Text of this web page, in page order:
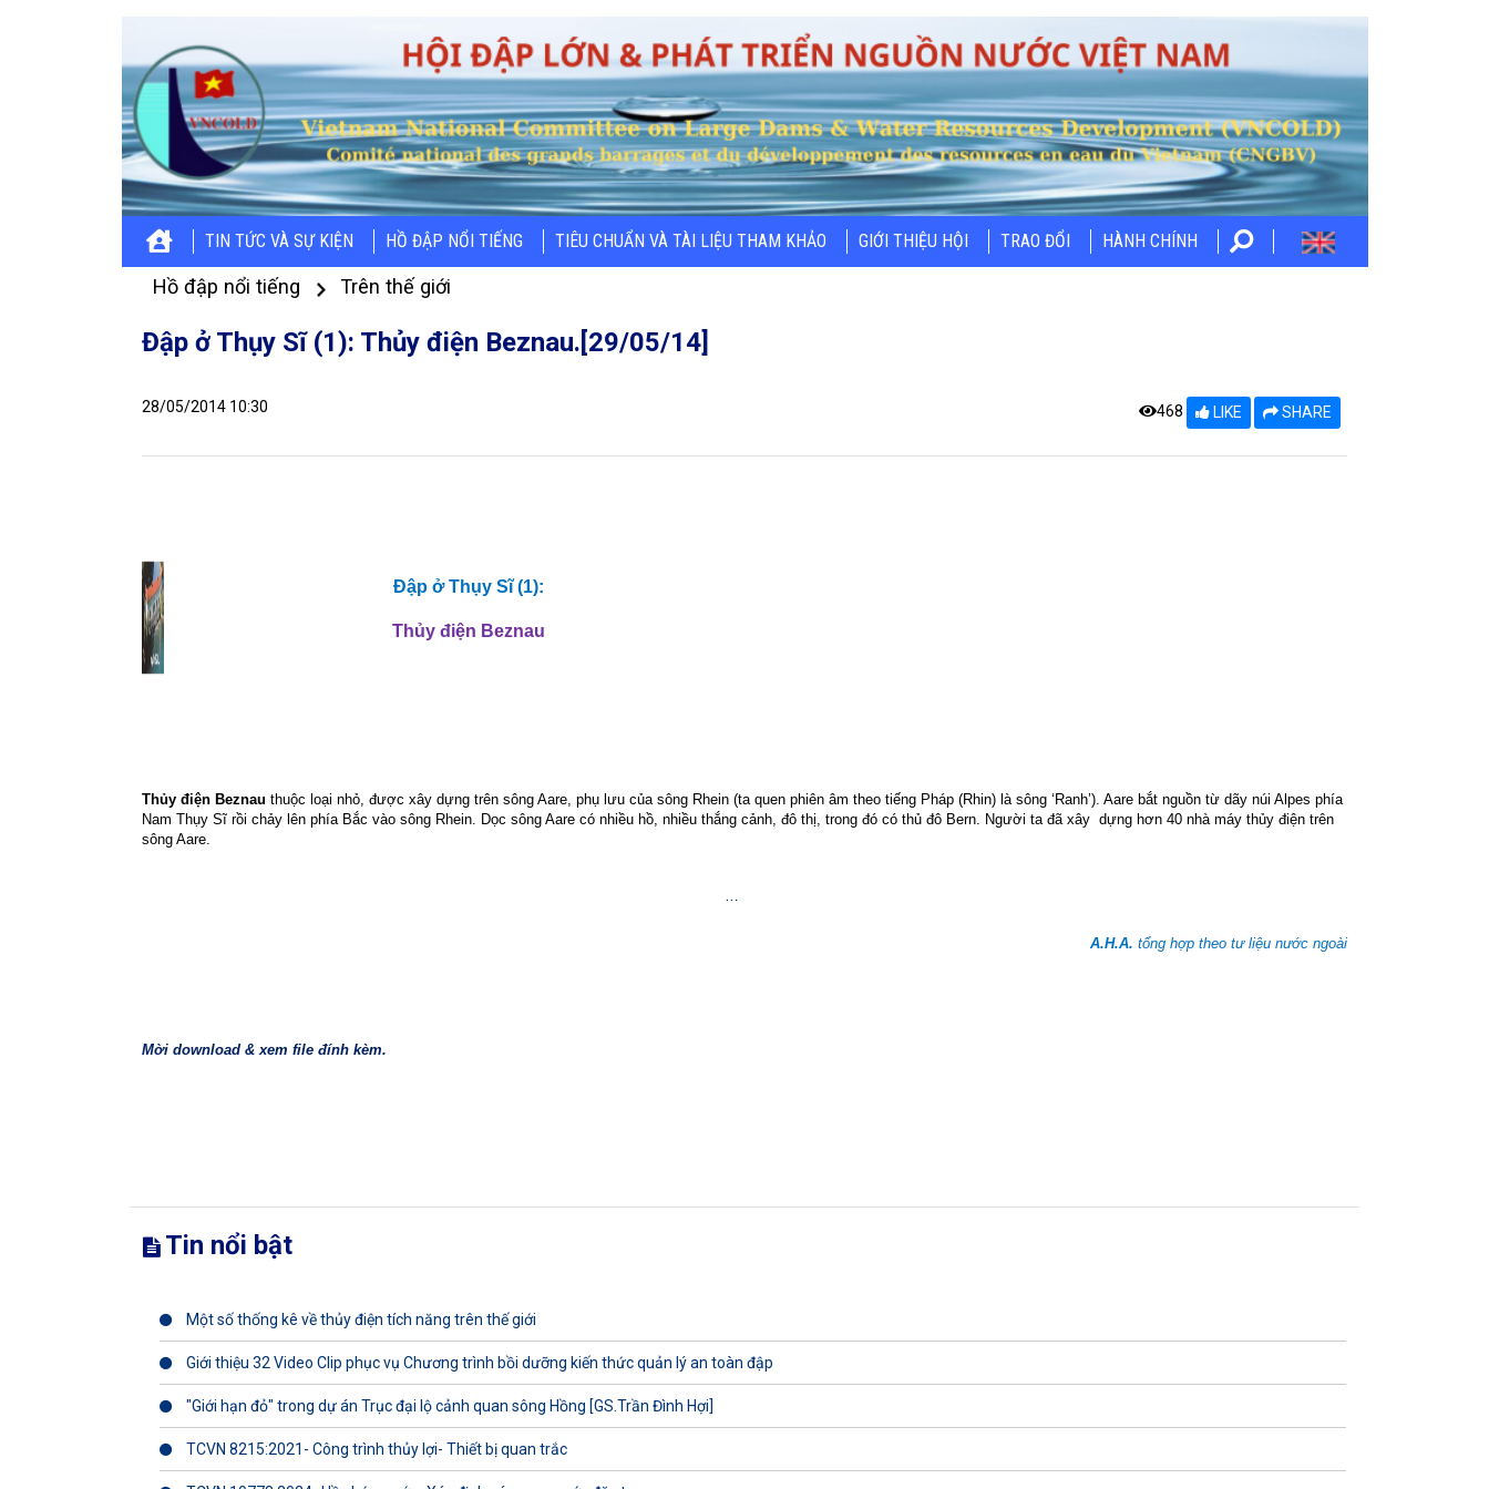
TIN TỨC VÀ SỰ KIỆN HỒ ĐẬP NỔI TIẾNG TIÊU CHUẨN VÀ TÀI LIỆU THAM KHẢO GIỚI THIỆU HỘI TRAO ĐỔI HÀNH CHÍNH
Hồ đập nổi tiếng Trên thế giới
Đập ở Thụy Sĩ (1): Thủy điện Beznau.[29/05/14]
28/05/2014 10:30 468 LIKE SHARE
Đập ở Thụy Sĩ (1):
Thủy điện Beznau
Thủy điện Beznau thuộc loại nhỏ, được xây dựng trên sông Aare, phụ lưu của sông Rhein (ta quen phiên âm theo tiếng Pháp (Rhin) là sông ‘Ranh’). Aare bắt nguồn từ dãy núi Alpes phía
Nam Thụy Sĩ rồi chảy lên phía Bắc vào sông Rhein. Dọc sông Aare có nhiều hồ, nhiều thắng cảnh, đô thị, trong đó có thủ đô Bern. Người ta đã xây dựng hơn 40 nhà máy thủy điện trên
sông Aare.
…
A.H.A. tổng hợp theo tư liệu nước ngoài
Mời download & xem file đính kèm.
Tin nổi bật
Một số thống kê về thủy điện tích năng trên thế giới
Giới thiệu 32 Video Clip phục vụ Chương trình bồi dưỡng kiến thức quản lý an toàn đập
"Giới hạn đỏ" trong dự án Trục đại lộ cảnh quan sông Hồng [GS.Trần Đình Hợi]
TCVN 8215:2021- Công trình thủy lợi- Thiết bị quan trắc